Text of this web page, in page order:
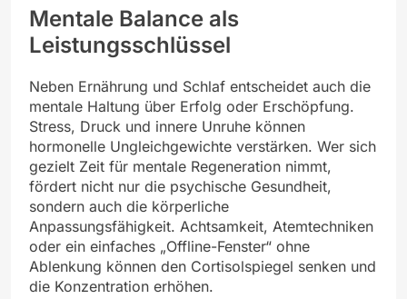
Mentale Balance als
Leistungsschlüssel
Neben Ernährung und Schlaf entscheidet auch die
mentale Haltung über Erfolg oder Erschöpfung.
Stress, Druck und innere Unruhe können
hormonelle Ungleichgewichte verstärken. Wer sich
gezielt Zeit für mentale Regeneration nimmt,
fördert nicht nur die psychische Gesundheit,
sondern auch die körperliche
Anpassungsfähigkeit. Achtsamkeit, Atemtechniken
oder ein einfaches „Offline-Fenster“ ohne
Ablenkung können den Cortisolspiegel senken und
die Konzentration erhöhen.